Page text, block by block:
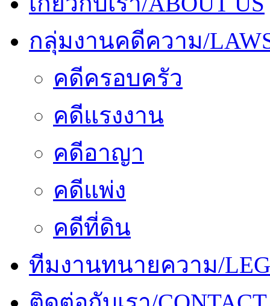
กลุ่มงานคดีความ/
คดีครอบครัว
คดีแรงงาน
คดีอาญา
คดีแพ่ง
คดีที่ดิน
ทีมงานทนายความ/